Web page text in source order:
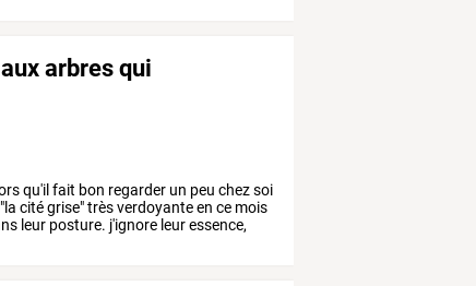
arbres qui
qu'il fait bon regarder un peu chezsoi
"la citégrise"trèsverdoyanteen ce mois
leur posture. j'ignore leuressence,